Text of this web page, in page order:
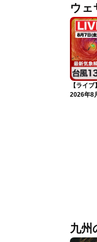
ウェ
【ライ
2026年8
九州